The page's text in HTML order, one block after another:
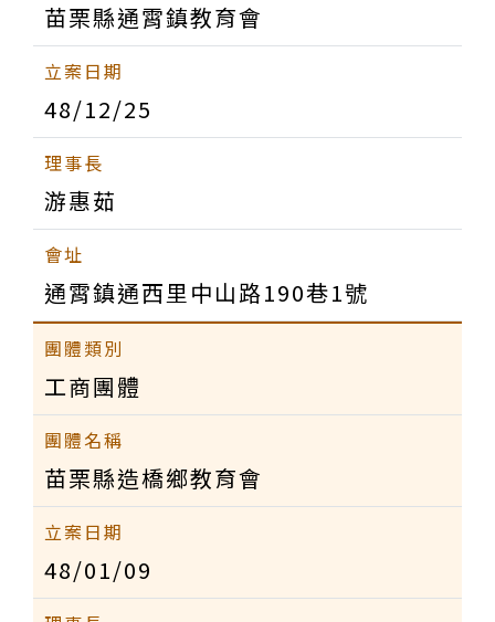
苗栗縣通霄鎮教育會
48/12/25
游惠茹
通霄鎮通西里中山路190巷1號
工商團體
苗栗縣造橋鄉教育會
48/01/09